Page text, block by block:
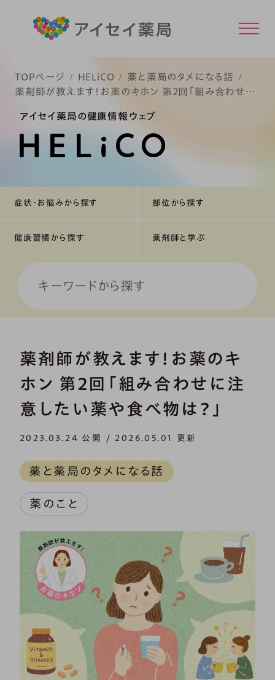
TOPページ HELiCO
薬と薬局のタメになる話
薬剤師が教えます！お薬のキホン 第2回「組み合わせに
アイセイ薬局の健康情報ウェブ
症状・お悩みから探す 部位から探す
健康習慣から探す 薬剤師と学ぶ
薬剤師が教えます！お薬のキ
ホン 第2回「組み合わせに注
意したい薬や食べ物は？」
2023.03.24 公開 / 2026.05.01 更新
薬と薬局のタメになる話
薬のこと